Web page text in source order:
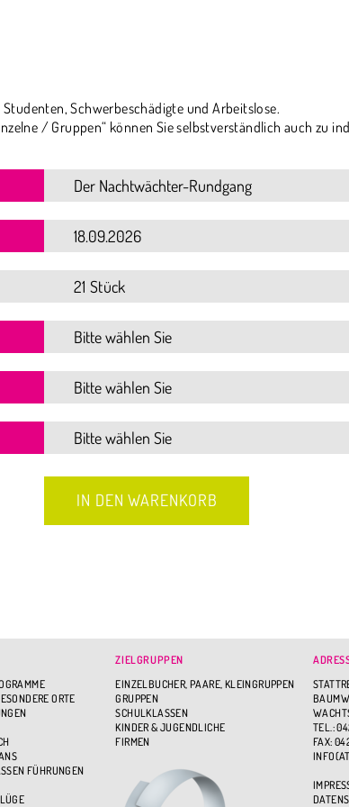
Studenten, Schwerbeschädigte und Arbeitslose.
/ Gruppen“ können Sie selbstverständlich auch zu
21 Stück
ORTE
FÜHRUNGEN
ZIELGRUPPEN
EINZELBUCHER, PAARE, KLEINGRUPPEN
GRUPPEN
SCHULKLASSEN
KINDER & JUGENDLICHE
FIRMEN
TEL.:
FAX: